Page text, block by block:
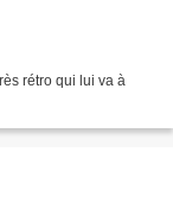
rétro qui lui va à